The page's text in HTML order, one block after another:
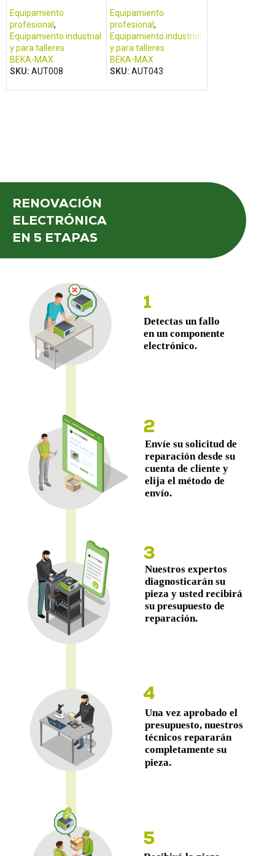
Equipamiento
profesional ,
Equipamiento industrial
y para talleres
BEKA-MAX
SKU: AUT008
lubricación
Equipamiento
profesional ,
Equipamiento industrial
y para talleres
BEKA-MAX
SKU: AUT043
RENOVACIÓN
ELECTRÓNICA
EN 5 ETAPAS